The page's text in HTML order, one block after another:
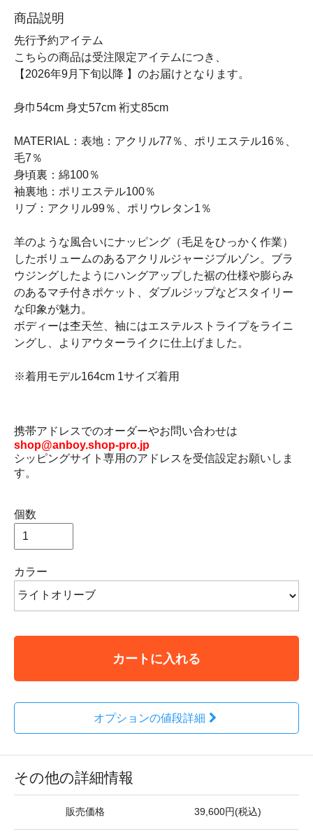
商品説明
先行予約アイテム
こちらの商品は受注限定アイテムにつき、
【2026年9月下旬以降 】のお届けとなります。
身巾54cm 身丈57cm 裄丈85cm
MATERIAL：表地：アクリル77％、ポリエステル16％、
毛7％
身頃裏：綿100％
袖裏地：ポリエステル100％
リブ：アクリル99％、ポリウレタン1％
羊のような風合いにナッピング（毛足をひっかく作業）
したボリュームのあるアクリルジャージブルゾン。ブラ
ウジングしたようにハングアップした裾の仕様や膨らみ
のあるマチ付きポケット、ダブルジップなどスタイリー
な印象が魅力。
ボディーは杢天竺、袖にはエステルストライプをライニ
ングし、よりアウターライクに仕上げました。
※着用モデル164cm 1サイズ着用
携帯アドレスでのオーダーやお問い合わせは
shop@anboy.shop-pro.jp
シッピングサイト専用のアドレスを受信設定お願いしま
す。
個数
カラー
カートに入れる
オプションの値段詳細
その他の詳細情報
販売価格 39,600円(税込)